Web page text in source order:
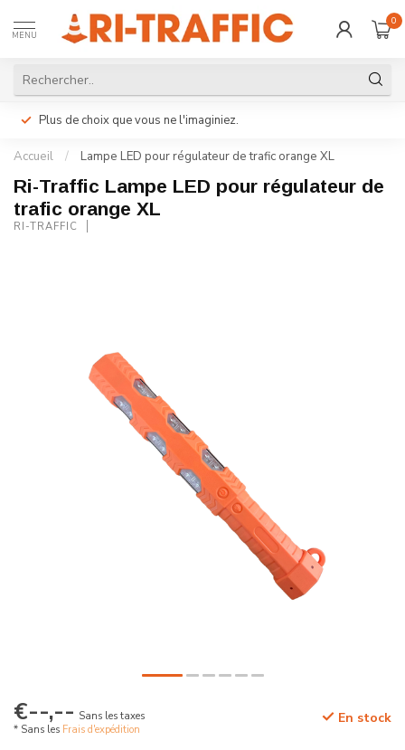
MENU
0
Plus de choix que vous ne l'imaginiez.
Accueil / Lampe LED pour régulateur de trafic orange XL
Ri-Traffic Lampe LED pour régulateur de
trafic orange XL
RI-TRAFFIC
€--,-- Sans les taxes
* Sans les Frais d'expédition
En stock